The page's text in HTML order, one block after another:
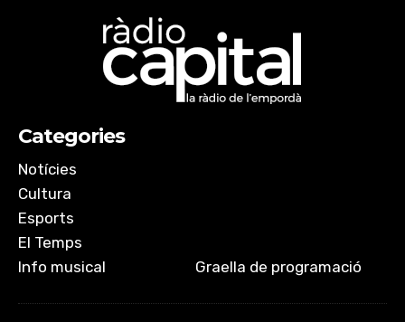
EMBED
Categories
Notícies
Cultura
Esports
El Temps
Info musical
Graella de programació